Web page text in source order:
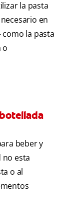
la pasta
en
como la pasta
o
beber y
no esta
o al